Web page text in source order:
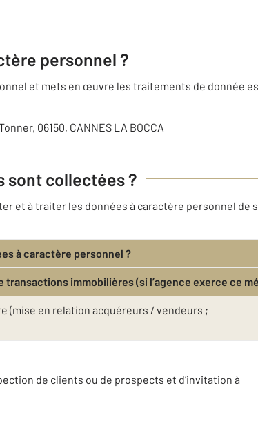
personnel ?
et mets en œuvre les traitements de donnée
06150, CANNES LA BOCCA
sont collectées ?
et à traiter les données à caractère personnel
à caractère personnel ?
transactions immobilières (si l’agence exerce ce
(mise en relation acquéreurs / vendeurs ;
de clients ou de prospects et d’invitation à